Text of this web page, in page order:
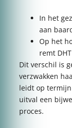
In het
aan
Op het
remt
Dit verschil is
verzwakken
leidt op
uitval een
proces.